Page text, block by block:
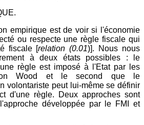
empirique est de voir si l'économie
ou respecte une règle fiscale qui
fiscale [relation (0.01)]. Nous nous
à deux états possibles : le
règle est imposé à l'Etat par les
Wood et le second que le
volontariste peut lui-même se définir
d'une règle. Deux approches sont
développée par le FMI et